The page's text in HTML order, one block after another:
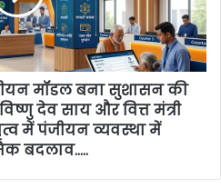
मॉडल बना सुशासन की
देव साय और वित्त मंत्री
में पंजीयन व्यवस्था में
बदलाव…..